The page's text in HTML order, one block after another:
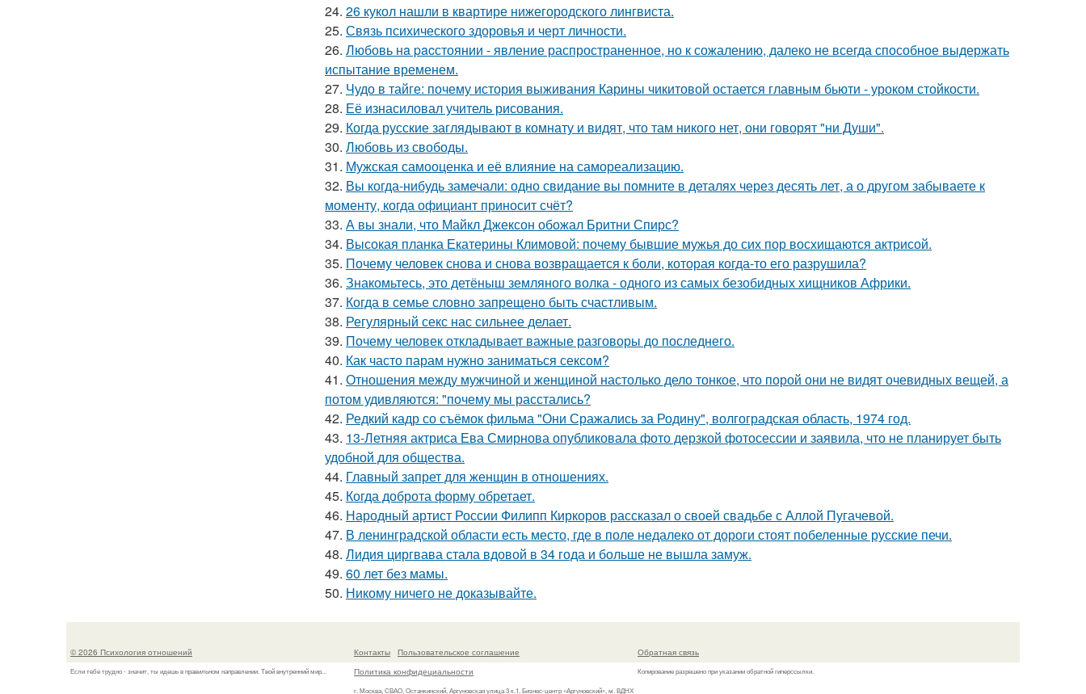
24. 26 кукол нашли в квартире нижегородского лингвиста.
25. Связь психического здоровья и черт личности.
26. Любовь нa pacстоянии - явление распространенное, но к сожалению, далеко не всегда способное выдержать
испытание временем.
27. Чудо в тайге: почему история выживания Карины чикитовой остается главным бьюти - уроком стойкости.
28. Её изнасиловал учитель рисования.
29. Когда русские заглядывают в комнату и видят, что там никого нет, они говорят "ни Души".
30. Любовь из свободы.
31. Мужская самооценка и её влияние на самореализацию.
32. Вы когда-нибудь замечали: одно свидание вы помните в деталях через десять лет, а о другом забываете к
моменту, когда официант приносит счёт?
33. А вы знали, что Майкл Джексон обожал Бритни Спирс?
34. Высокая планка Екатерины Климовой: почему бывшие мужья до сих пор восхищаются актрисой.
35. Почему человек снова и снова возвращается к боли, которая когда-то его разрушила?
36. Знакомьтесь, это детёныш земляного волка - одного из самых безобидных хищников Африки.
37. Когда в семье словно запрещено быть счастливым.
38. Регулярный секс нас сильнее делает.
39. Почему человек откладывает важные разговоры до последнего.
40. Как часто парам нужно заниматься сексом?
41. Отношения между мужчиной и женщиной настолько дело тонкое, что порой они не видят очевидных вещей, а
потом удивляются: "почему мы расстались?
42. Редкий кадр со съёмок фильма "Они Сражались за Родину", волгоградская область, 1974 год.
43. 13-Летняя актриса Ева Смирнова опубликовала фото дерзкой фотосессии и заявила, что не планирует быть
удобной для общества.
44. Главный запрет для женщин в отношениях.
45. Когда доброта форму обретает.
46. Народный артист России Филипп Киркоров рассказал о своей свадьбе с Аллой Пугачевой.
47. В ленинградской области есть место, где в поле недалеко от дороги стоят побеленные русские печи.
48. Лидия циргвава стала вдовой в 34 года и больше не вышла замуж.
49. 60 лет без мамы.
50. Никому ничего не доказывайте.
© 2026 Психология отношений
Если тебе трудно - значит, ты идешь в правильном направлении. Твой внутренний мир...
Контакты
Пользовательское соглашение
Политика конфидециальности
г. Москва, СВАО, Останкинский, Аргуновская улица 3 к.1, Бизнес-центр «Аргуновский», м. ВДНХ
Обратная связь
Копирование разрешено при указании обратной гиперссылки.